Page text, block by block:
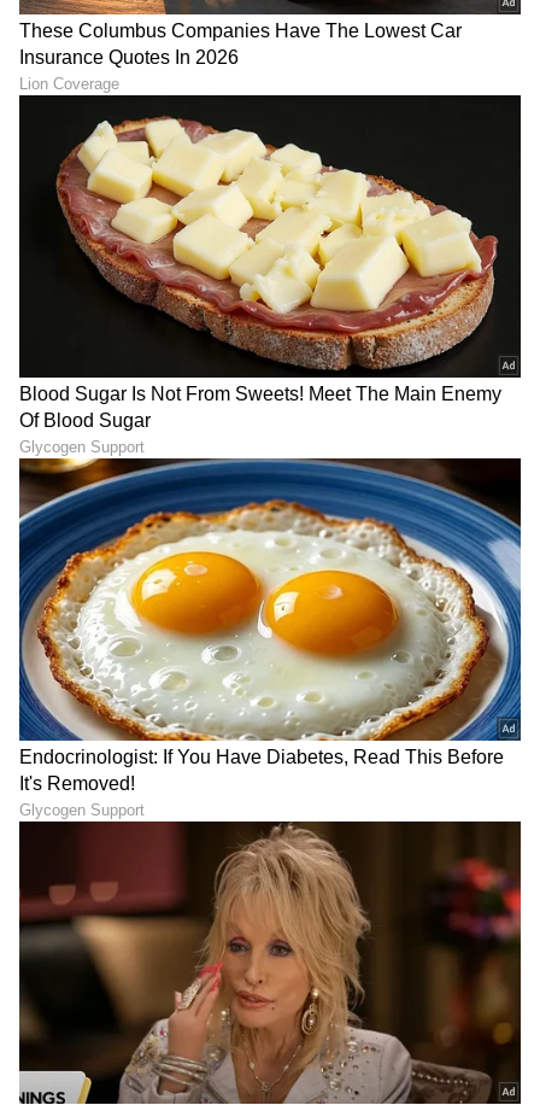
ಒಟ್ಟು 650 ಮಿಲಿಯನ್ ನಿವ್ವಳ ಮೌಲ್ಯವನ್ನು ಹೊಂದಿದ್ದಾರೆ.
8
13
ರಾಣಿ ಮುಖರ್ಜಿ ಆದಿತ್ಯ ಚೋಪ್ರಾ
ರಾಣಿ ಮುಖರ್ಜಿ 2014ರಲ್ಲಿ ಬಾಲಿವುಡ್‌ನ ಪ್ರಮುಖ ವ್ಯಕ್ತಿ
ಮತ್ತು ಯಶ್ ರಾಜ್ ಫಿಲ್ಮ್ಸ್‌ನ ಅಧ್ಯಕ್ಷ ಆದಿತ್ಯ ಚೋಪ್ರಾ
ಅವರೊಂದಿಗೆ ತಮ್ಮ ವಿವಾಹವನ್ನು ಘೋಷಿಸಿದರು. ಆದಿತ್ಯ
ಚೋಪ್ರಾ ಅವರ ಕಂಪನಿಯ ಜನಪ್ರಿಯತೆಗೆ ಯಶ್ ರಾಜ್
ಫಿಲ್ಮ್ಸ್ ಪರಿಚಯದ ಅಗತ್ಯವಿಲ್ಲ, ಅದರ ವಾರ್ಷಿಕ ವಹಿವಾಟು
890 ಮಿಲಿಯನ್.